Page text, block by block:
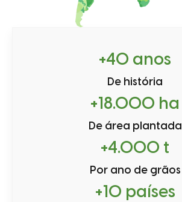
+40 anos
De história
+18.000 ha
De área plantada
+4.000 t
Por ano de grãos
+10 países